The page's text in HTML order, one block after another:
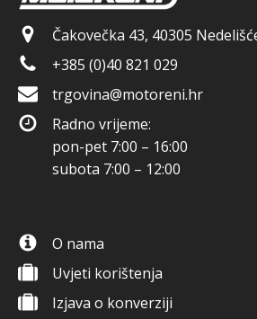
Čakovečka 43, 40305
+385 (0)40 821 029
trgovina@motoreni.hr
Radno vrijeme:
pon-pet 7:00 – 16:00
subota 7:00 – 12:00
O nama
Uvjeti korištenja
Izjava o konverziji